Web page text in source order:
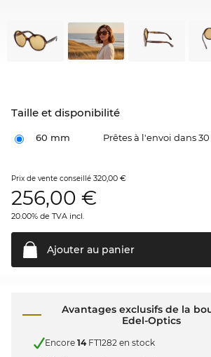
Taille et disponibilité
60 mm Prêtes à l'envoi dans
Prix de vente conseillé 320,00 €
256,00 €
20.00% de TVA incl.
Ajouter au panier
Avantages exclusifs de la
Edel-Optics
Encore 14FT1282 en stock